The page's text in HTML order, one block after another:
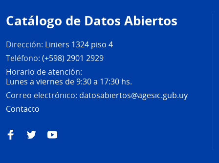
de
página
Catálogo de Datos Abiertos
Dirección: Liniers 1324 piso 4
Teléfono: (+598) 2901 2929
Horario de atención:
Lunes a viernes de 9:30 a 17:30 hs.
Correo electrónico: datosabiertos@agesic.gub.uy
Contacto
FacebookTwitterYouTube